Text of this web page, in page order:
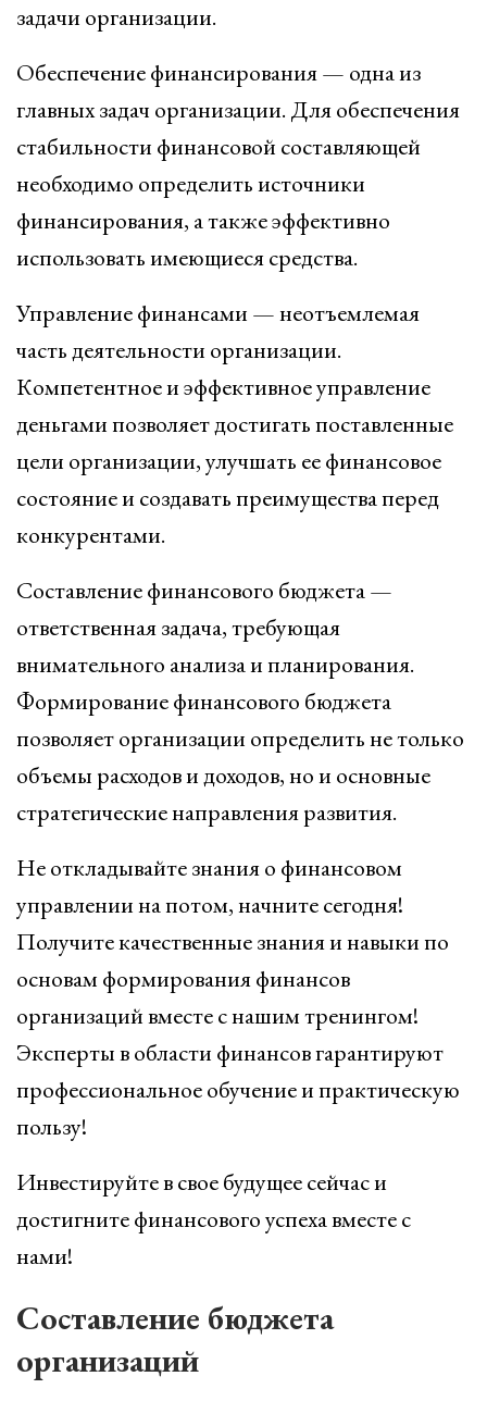
задачи организации.
Обеспечение финансирования — одна из
главных задач организации. Для обеспечения
стабильности финансовой составляющей
необходимо определить источники
финансирования, а также эффективно
использовать имеющиеся средства.
Управление финансами — неотъемлемая
часть деятельности организации.
Компетентное и эффективное управление
деньгами позволяет достигать поставленные
цели организации, улучшать ее финансовое
состояние и создавать преимущества перед
конкурентами.
Составление финансового бюджета —
ответственная задача, требующая
внимательного анализа и планирования.
Формирование финансового бюджета
позволяет организации определить не только
объемы расходов и доходов, но и основные
стратегические направления развития.
Не откладывайте знания о финансовом
управлении на потом, начните сегодня!
Получите качественные знания и навыки по
основам формирования финансов
организаций вместе с нашим тренингом!
Эксперты в области финансов гарантируют
профессиональное обучение и практическую
пользу!
Инвестируйте в свое будущее сейчас и
достигните финансового успеха вместе с
нами!
Составление бюджета
организаций